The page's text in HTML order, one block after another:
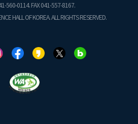
560-0114. FAX 041-557-8167.
HALL OF KOREA. ALL RIGHTS RESERVED.